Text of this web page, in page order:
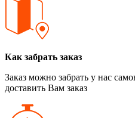
Как забрать заказ
Заказ можно забрать у нас
доставить Вам заказ